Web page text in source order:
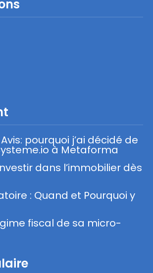
pourquoi j’ai décidé de
à Metaforma
dans l’immobilier dès
: Quand et Pourquoi y
fiscal de sa micro-